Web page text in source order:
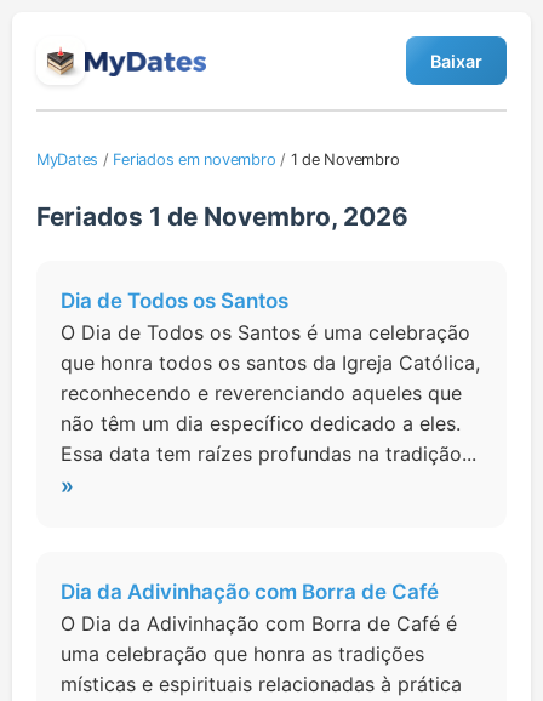
Baixar
MyDates / Feriados em novembro / 1 de Novembro
Feriados 1 de Novembro, 2026
Dia de Todos os Santos
O Dia de Todos os Santos é uma celebração
que honra todos os santos da Igreja Católica,
reconhecendo e reverenciando aqueles que
não têm um dia específico dedicado a eles.
Essa data tem raízes profundas na tradição...
»
Dia da Adivinhação com Borra de Café
O Dia da Adivinhação com Borra de Café é
uma celebração que honra as tradições
místicas e espirituais relacionadas à prática